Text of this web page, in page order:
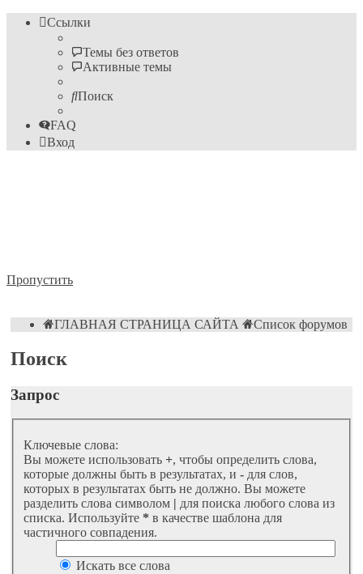
Ссылки
Темы без ответов
Активные темы
Поиск
FAQ
Вход
Пропустить
ГЛАВНАЯ СТРАНИЦА САЙТА Список форумов
Поиск
Запрос
Ключевые слова:
Вы можете использовать +, чтобы определить слова,
которые должны быть в результатах, и - для слов,
которых в результатах быть не должно. Вы можете
разделить слова символом | для поиска любого слова из
списка. Используйте * в качестве шаблона для
частичного совпадения.
Искать все слова